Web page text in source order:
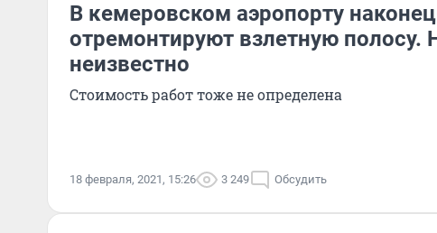
В кемеровском аэропорту
отремонтируют взлетную полосу.
неизвестно
Стоимость работ тоже не определена
18 февраля, 2021, 15:26 3 249 Обсудить